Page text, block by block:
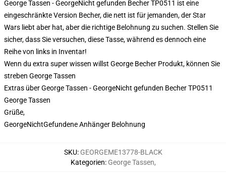
George Tassen - GeorgeNicht gefunden Becher TP0511 ist eine
eingeschränkte Version Becher, die nett ist für jemanden, der Star
Wars liebt aber hat, aber die richtige Belohnung zu suchen. Stellen Sie
sicher, dass Sie versuchen, diese Tasse, während es dennoch eine
Reihe von links in Inventar!
Wenn du extra super wissen willst George Becher Produkt, können Sie
streben George Tassen
Extras über George Tassen - GeorgeNicht gefunden Becher TP0511
George Tassen
Grüße,
GeorgeNichtGefundene Anhänger Belohnung
SKU: GEORGEME13778-BLACK
Kategorien: George Tassen,